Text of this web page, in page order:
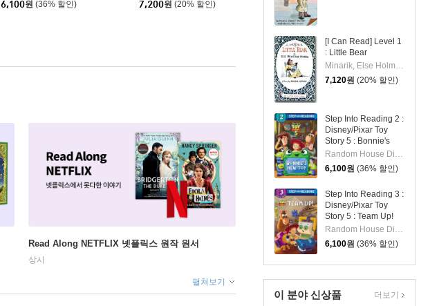
[I Can Read] Level 1
: Little Bear
7,120원 (20% 할인)
Step Into Reading 2 :
Disney/Pixar Toy
Story 5 : Bonnie's
New Toy
Random House Disney/ Disney Storybook Art Team (ILT)
6,100원 (36% 할인)
Step Into Reading 3 :
Disney/Pixar Toy
Story 5 : Team Up!
Random House Disney/ Disney Storybook Art Team (ILT)
6,100원 (36% 할인)
이 분야 신상품 더보기
6,100원 (36% 할인)
7,200원 (20% 할인)
Read Along NETFLIX 넷플릭스 원작 원서
상시
펼쳐보기